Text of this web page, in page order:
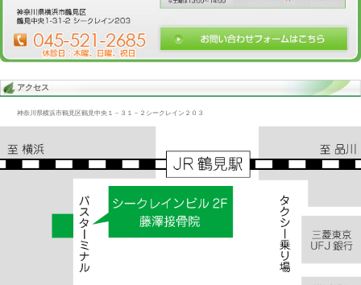
腰/腰痛、曲がり、股関節
2014.08.25 | Category:未分類
腰の筋肉でもどこでも硬直したものはどうなるのか、研究者の報告
脂肪組織に身体は変換してしまう大したもんだ、脂肪組織なら、、
腰の曲
«硬直/腰、脚、足
|コメントはまだありません